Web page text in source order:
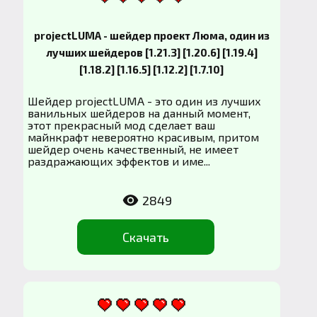
projectLUMA - шейдер проект Люма, один из
лучших шейдеров [1.21.3] [1.20.6] [1.19.4]
[1.18.2] [1.16.5] [1.12.2] [1.7.10]
Шейдер projectLUMA - это один из лучших
ванильных шейдеров на данный момент,
этот прекрасный мод сделает ваш
майнкрафт невероятно красивым, притом
шейдер очень качественный, не имеет
раздражающих эффектов и име...
Скачать
2849